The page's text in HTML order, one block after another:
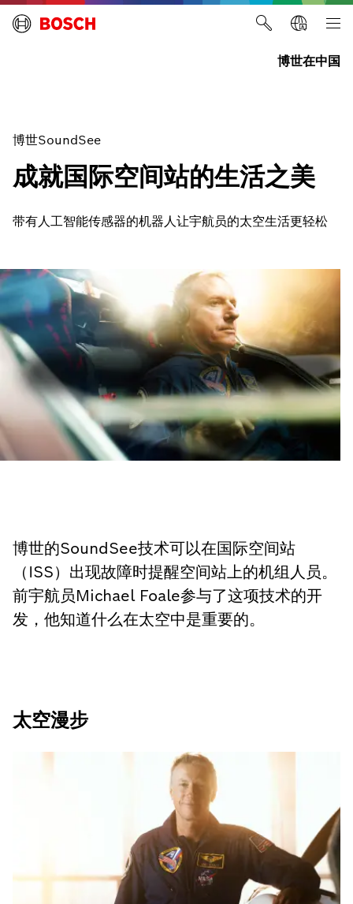
博世在中国
博世SoundSee
成就国际空间站的生活之美
带有人工智能传感器的机器人让宇航员的太空生活更轻松
博世的SoundSee技术可以在国际空间站
（ISS）出现故障时提醒空间站上的机组人员。
前宇航员Michael Foale参与了这项技术的开
发，他知道什么在太空中是重要的。
太空漫步